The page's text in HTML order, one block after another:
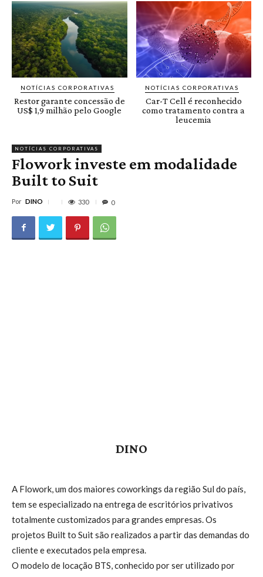
NOTÍCIAS CORPORATIVAS
Restor garante concessão de
US$ 1,9 milhão pelo Google
NOTÍCIAS CORPORATIVAS
Car-T Cell é reconhecido
como tratamento contra a
leucemia